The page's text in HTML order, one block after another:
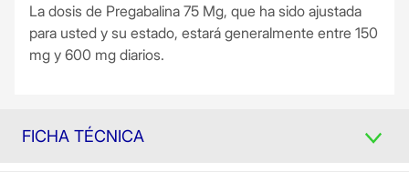
La dosis de Pregabalina 75 Mg, que ha sido ajustada
para usted y su estado, estará generalmente entre 150
mg y 600 mg diarios.
FICHA TÉCNICA